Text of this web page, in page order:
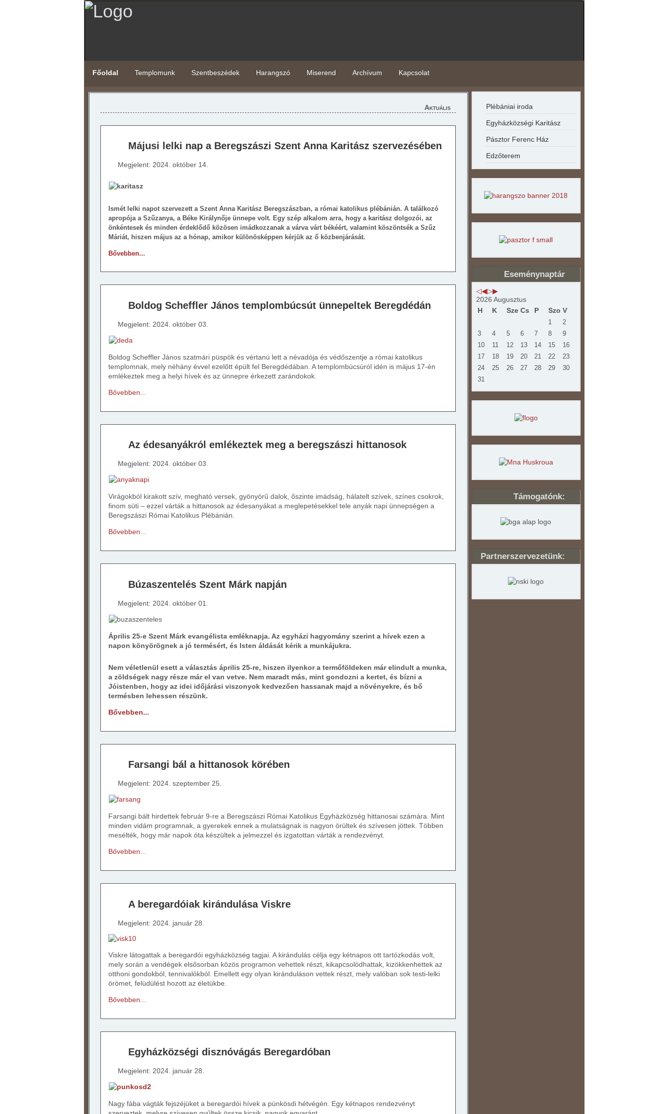
Főoldal Templomunk Szentbeszédek Harangszó Miserend Archívum Kapcsolat
Aktuális
Májusi lelki nap a Beregszászi Szent Anna Karitász szervezésében
Megjelent: 2024. október 14.
Ismét lelki napot szervezett a Szent Anna Karitász Beregszászban, a római katolikus plébánián. A találkozó
apropója a Szűzanya, a Béke Királynője ünnepe volt. Egy szép alkalom arra, hogy a karitász dolgozói, az
önkéntesek és minden érdeklődő közösen imádkozzanak a várva várt békéért, valamint köszöntsék a Szűz
Máriát, hiszen május az a hónap, amikor különösképpen kérjük az ő közbenjárását.
Bővebben...
Boldog Scheffler János templombúcsút ünnepeltek Beregdédán
Megjelent: 2024. október 03.
Boldog Scheffler János szatmári püspök és vértanú lett a névadója és védőszentje a római katolikus
templomnak, mely néhány évvel ezelőtt épült fel Beregdédában. A templombúcsúról idén is május 17-én
emlékeztek meg a helyi hívek és az ünnepre érkezett zarándokok.
Bővebben...
Az édesanyákról emlékeztek meg a beregszászi hittanosok
Megjelent: 2024. október 03.
Virágokból kirakott szív, megható versek, gyönyörű dalok, őszinte imádság, hálatelt szívek, színes csokrok,
finom süti – ezzel várták a hittanosok az édesanyákat a meglepetésekkel tele anyák napi ünnepségen a
Beregszászi Római Katolikus Plébánián.
Bővebben...
Búzaszentelés Szent Márk napján
Megjelent: 2024. október 01.
Április 25-e Szent Márk evangélista emléknapja. Az egyházi hagyomány szerint a hívek ezen a
napon könyörögnek a jó termésért, és Isten áldását kérik a munkájukra.
Nem véletlenül esett a választás április 25-re, hiszen ilyenkor a termőföldeken már elindult a munka,
a zöldségek nagy része már el van vetve. Nem maradt más, mint gondozni a kertet, és bízni a
Jóistenben, hogy az idei időjárási viszonyok kedvezően hassanak majd a növényekre, és bő
termésben lehessen részünk.
Bővebben...
Farsangi bál a hittanosok körében
Megjelent: 2024. szeptember 25.
Farsangi bált hirdettek február 9-re a Beregszászi Római Katolikus Egyházközség hittanosai számára. Mint
minden vidám programnak, a gyerekek ennek a mulatságnak is nagyon örültek és szívesen jöttek. Többen
mesélték, hogy már napok óta készültek a jelmezzel és izgatottan várták a rendezvényt.
Bővebben...
A beregardóiak kirándulása Viskre
Megjelent: 2024. január 28.
Viskre látogattak a beregardói egyházközség tagjai. A kirándulás célja egy kétnapos ott tartózkodás volt,
mely során a vendégek elsősorban közös programon vehettek részt, kikapcsolódhattak, kizökkenhettek az
otthoni gondokból, tennivalókból. Emellett egy olyan kiránduláson vettek részt, mely valóban sok testi-lelki
örömet, felüdülést hozott az életükbe.
Bővebben...
Egyházközségi disznóvágás Beregardóban
Megjelent: 2024. január 28.
Nagy fába vágták fejszéjüket a beregardói hívek a pünkösdi hétvégén. Egy kétnapos rendezvényt
Plébániai iroda
Egyházközségi Karitász
Pásztor Ferenc Ház
Edzőterem
Eseménynaptár
2026 Augusztus
H
K Sze Cs P Szo V
1
2
3
4 5 6 7 8
9
10
11 12 13 14 15
16
17
18 19 20 21 22
23
24
25 26 27 28 29
30
31
Támogatónk:
Partnerszervezetünk: